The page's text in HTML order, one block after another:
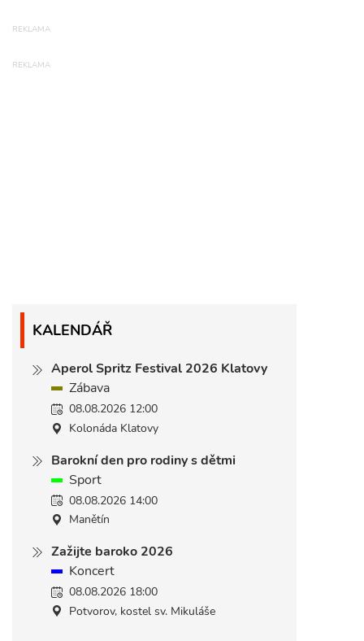
KALENDÁŘ
Aperol Spritz Festival 2026 Klatovy
Zábava
08.08.2026 12:00
Kolonáda Klatovy
Barokní den pro rodiny s dětmi
Sport
08.08.2026 14:00
Manětín
Zažijte baroko 2026
Koncert
08.08.2026 18:00
Potvorov, kostel sv. Mikuláše